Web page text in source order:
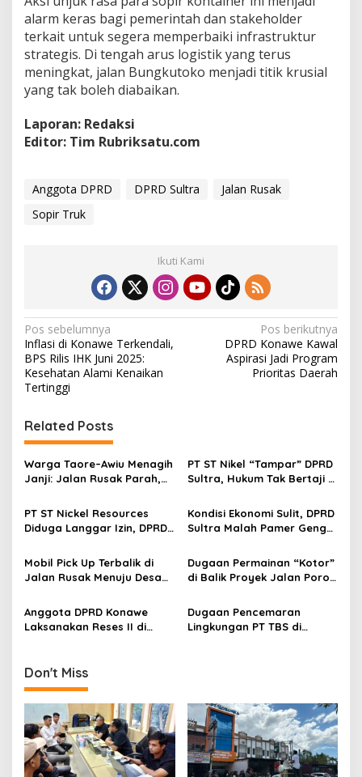
alarm keras bagi pemerintah dan stakeholder
terkait untuk segera memperbaiki infrastruktur
strategis. Di tengah arus logistik yang terus
meningkat, jalan Bungkutoko menjadi titik krusial
yang tak boleh diabaikan.
Laporan: Redaksi
Editor: Tim Rubriksatu.com
Anggota DPRD DPRD Sultra
Jalan Rusak
Sopir Truk
Ikuti Kami
N
a
v
i
g
a
s
i
p
o
s
Pos sebelumnya
Inflasi di Konawe Terkendali,
BPS Rilis IHK Juni 2025:
Kesehatan Alami Kenaikan
Tertinggi
Pos berikutnya
DPRD Konawe Kawal
Aspirasi Jadi Program
Prioritas Daerah
Related Posts
Warga Taore–Awiu Menagih
Janji: Jalan Rusak Parah,
PT ST Nikel “Tampar” DPRD
Sultra, Hukum Tak Bertaji di
Tambang
PT ST Nickel Resources
Diduga Langgar Izin, DPRD
Aktivitas Pertambangan
Kondisi Ekonomi Sulit, DPRD
Sultra Malah Pamer Gengsi
Rupiah
Mobil Pick Up Terbalik di
Jalan Rusak Menuju Desa
Minta Pemerintah Segera
Bertindak
Dugaan Permainan “Kotor”
di Balik Proyek Jalan Poros
Miliaran, Hasil
Mengecewakan
Anggota DPRD Konawe
Laksanakan Reses II di
Lalosabila dan Kasupute
Dugaan Pencemaran
Lingkungan PT TBS di
Don't Miss